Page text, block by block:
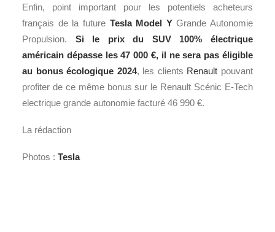
Enfin, point important pour les potentiels acheteurs
français de la future Tesla Model YGrande Autonomie
Propulsion. Si le prix du SUV 100% électrique
américain dépasse les 47 000 €, il ne sera pas éligible
au bonus écologique 2024, les clients Renault pouvant
profiter de ce même bonus sur le Renault Scénic E-Tech
electrique grande autonomie facturé 46 990 €.
La rédaction
Photos : Tesla